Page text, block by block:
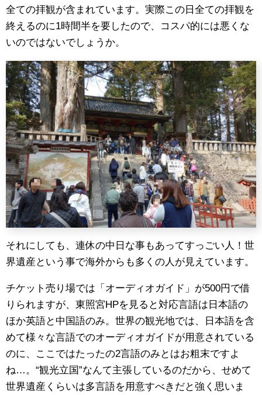
全ての拝観が含まれています。実際この日全ての拝観を
終えるのに1時間半を要したので、コスパ的には悪くな
いのではないでしょうか。
それにしても、連休の中日な事もあってすっごい人！世
界遺産という事で海外からも多くの人が見えています。
チケット売り場では「オーディオガイド」が500円で借
りられますが、東照宮HPを見ると対応言語は日本語の
ほか英語と中国語のみ。世界の観光地では、日本語を含
めて様々な言語でのオーディオガイドが用意されている
のに、ここではたったの2言語のみとはお粗末ですよ
ね…。“観光立国”なんて主張しているのだから、せめて
世界遺産くらいは多言語を用意すべきだと強く思いま